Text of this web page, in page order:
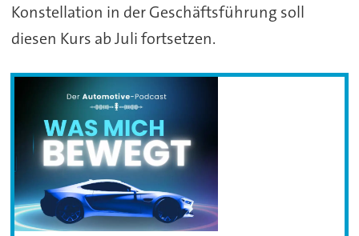
Konstellation in der Geschäftsführung soll
diesen Kurs ab Juli fortsetzen.